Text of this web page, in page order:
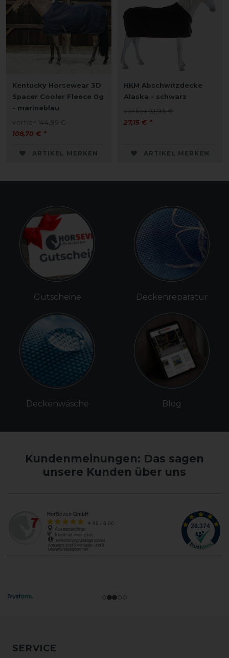
Kentucky Horsewear 3D
Spacer Cooler Fleece 0g
- marineblau
vorher 144,95 €
108,70 € *
ARTIKEL MERKEN
HKM Abschwitzdecke
Alaska - schwarz
vorher 31,95 €
27,15 € *
ARTIKEL MERKEN
Gutscheine
Deckenwäsche
Deckenreparatur
Blog
Kundenmeinungen: Das sagen
unsere Kunden über uns
SERVICE